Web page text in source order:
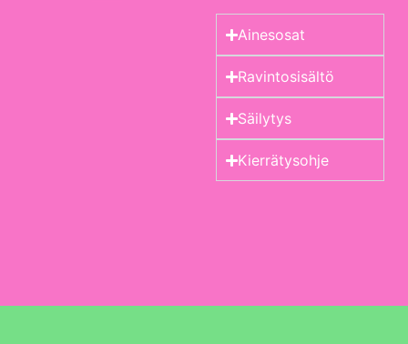
Ainesosat
Ravintosisältö
Säilytys
Kierrätysohje